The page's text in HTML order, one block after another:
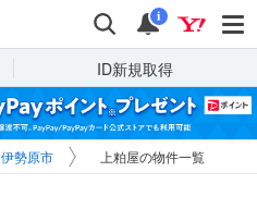
検索 通知
i
ID新規取得
伊勢原市 上粕屋の物件一覧